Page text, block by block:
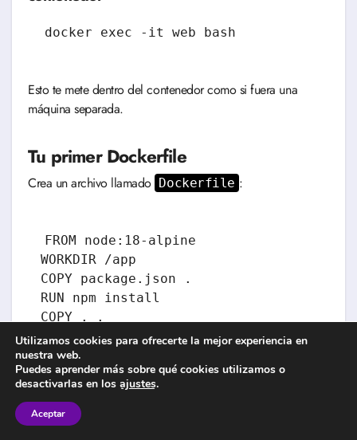
Esto te mete dentro del contenedor como si fuera una
máquina separada.
Tu primer Dockerfile
Crea un archivo llamado Dockerfile :
FROM node:18-alpine
WORKDIR /app
COPY package.json .
RUN npm install
COPY . .
EXPOSE 3000
Construye la imagen:
Utilizamos cookies para ofrecerte la mejor experiencia en
nuestra web.
Puedes aprender más sobre qué cookies utilizamos o
desactivarlas en los ajustes.
Aceptar